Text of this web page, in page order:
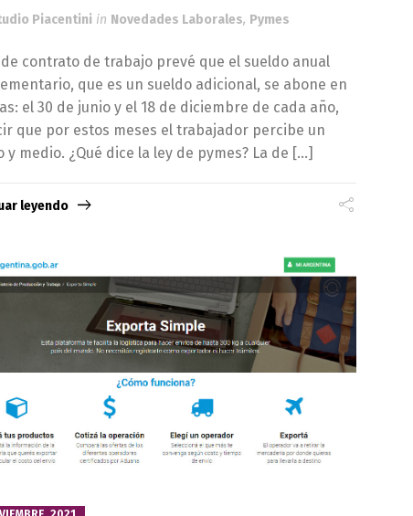
Piacentini in Novedades Laborales, Pymes
de contrato de trabajo prevé que el sueldo anual
que es un sueldo adicional, se abone en
el 30 de junio y el 18 de diciembre de cada año,
que por estos meses el trabajador percibe un
y medio. ¿Qué dice la ley de pymes? La de […]
leyendo